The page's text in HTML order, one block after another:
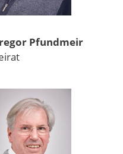
Pfundmeir